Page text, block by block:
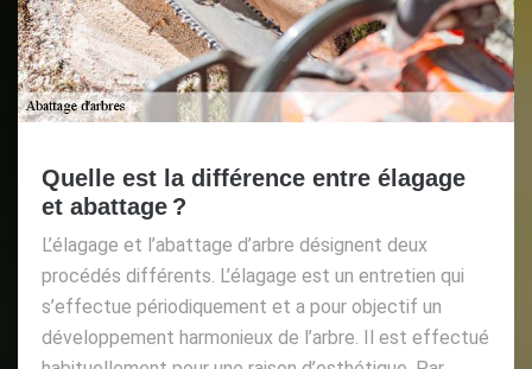
Quelle est la différence entre élagage
et abattage ?
L’élagage et l’abattage d’arbre désignent deux
procédés différents. L’élagage est un entretien qui
s’effectue périodiquement et a pour objectif un
développement harmonieux de l’arbre. Il est effectué